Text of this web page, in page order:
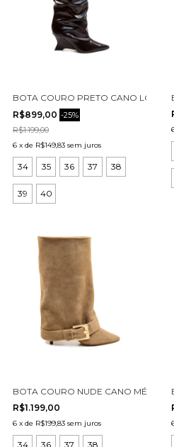
BOTA COURO PRETO CANO
R$899,00 -25%
R$1.199,00
6 x de R$149,83 sem juros
34 35 36 37 38
39 40
BOTA COURO NUDE CANO MÉDIO
R$1.199,00
6 x de R$199,83 sem juros
34 36 37 38